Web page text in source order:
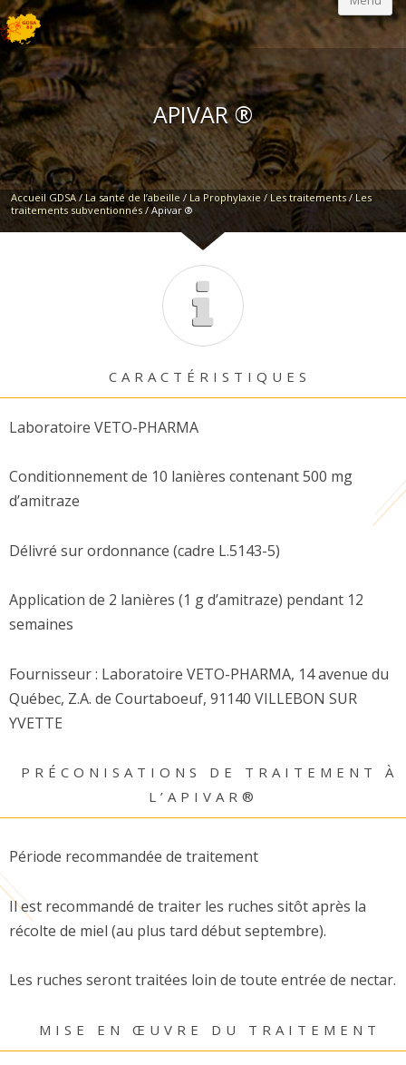
APIVAR ®
Accueil GDSA/La santé de l’abeille / La Prophylaxie / Les traitements/ Les
traitements subventionnés /Apivar ®
CARACTÉRISTIQUES
Laboratoire VETO-PHARMA
Conditionnement de 10 lanières contenant 500 mg
d’amitraze
Délivré sur ordonnance (cadre L.5143-5)
Application de 2 lanières (1 g d’amitraze) pendant 12
semaines
Fournisseur : Laboratoire VETO-PHARMA, 14 avenue du
Québec, Z.A. de Courtaboeuf, 91140 VILLEBON SUR
YVETTE
PRÉCONISATIONS DE TRAITEMENT À
L’APIVAR®
Période recommandée de traitement
Il est recommandé de traiter les ruches sitôt après la
récolte de miel (au plus tard début septembre).
Les ruches seront traitées loin de toute entrée de nectar.
MISE EN ŒUVRE DU TRAITEMENT